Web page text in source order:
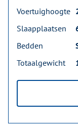
Voertuighoogte
Slaapplaatsen
Bedden
Totaalgewicht